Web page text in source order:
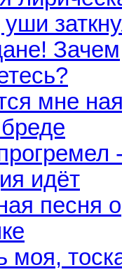
уши
Зачем
мне
идёт
песня о
моя,